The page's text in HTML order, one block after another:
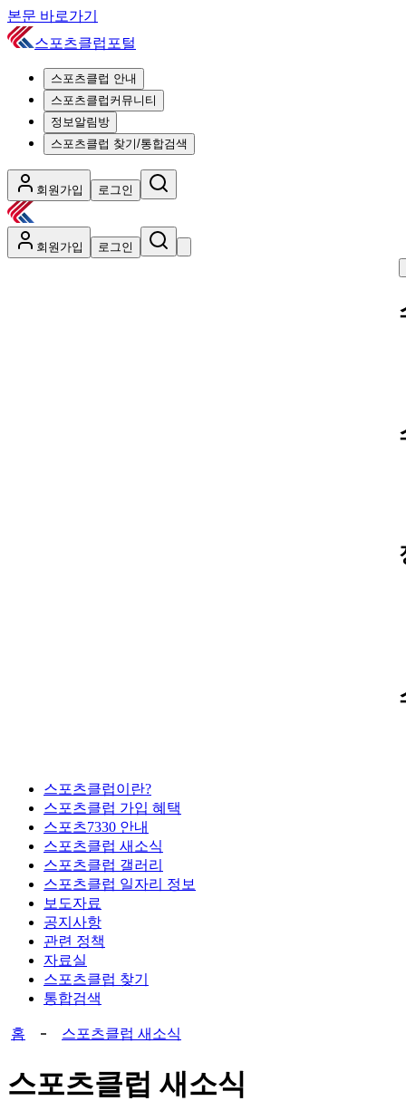
본문 바로가기
스포츠클럽포털
스포츠클럽 안내
스포츠클럽커뮤니티
정보알림방
스포츠클럽 찾기/통합검색
회원가입 로그인
회원가입 로그인
스포츠클럽이란?
스포츠클럽 가입 혜택
스포츠7330 안내
스포츠클럽 새소식
스포츠클럽 갤러리
스포츠클럽 일자리 정보
보도자료
공지사항
관련 정책
자료실
스포츠클럽 찾기
통합검색
홈 스포츠클럽 새소식
스포츠클럽 새소식